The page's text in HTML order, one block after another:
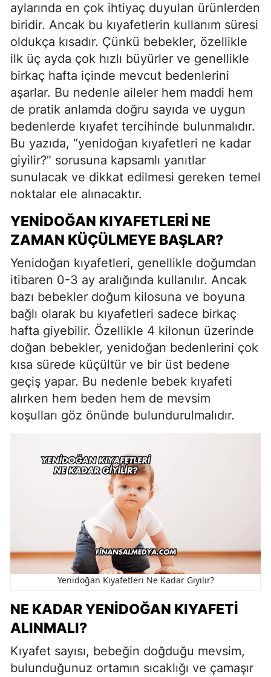
aylarında en çok ihtiyaç duyulan ürünlerden
biridir. Ancak bu kıyafetlerin kullanım süresi
oldukça kısadır. Çünkü bebekler, özellikle
ilk üç ayda çok hızlı büyürler ve genellikle
birkaç hafta içinde mevcut bedenlerini
aşarlar. Bu nedenle aileler hem maddi hem
de pratik anlamda doğru sayıda ve uygun
bedenlerde kıyafet tercihinde bulunmalıdır.
Bu yazıda, “yenidoğan kıyafetleri ne kadar
giyilir?” sorusuna kapsamlı yanıtlar
sunulacak ve dikkat edilmesi gereken temel
noktalar ele alınacaktır.
YENIDOĞAN KIYAFETLERI NE
ZAMAN KÜÇÜLMEYE BAŞLAR?
Yenidoğan kıyafetleri, genellikle doğumdan
itibaren 0-3 ay aralığında kullanılır. Ancak
bazı bebekler doğum kilosuna ve boyuna
bağlı olarak bu kıyafetleri sadece birkaç
hafta giyebilir. Özellikle 4 kilonun üzerinde
doğan bebekler, yenidoğan bedenlerini çok
kısa sürede küçültür ve bir üst bedene
geçiş yapar. Bu nedenle bebek kıyafeti
alırken hem beden hem de mevsim
koşulları göz önünde bulundurulmalıdır.
Yenidoğan Kıyafetleri Ne Kadar Giyilir?
NE KADAR YENIDOĞAN KIYAFETI
ALINMALI?
Kıyafet sayısı, bebeğin doğduğu mevsim,
bulunduğunuz ortamın sıcaklığı ve çamaşır